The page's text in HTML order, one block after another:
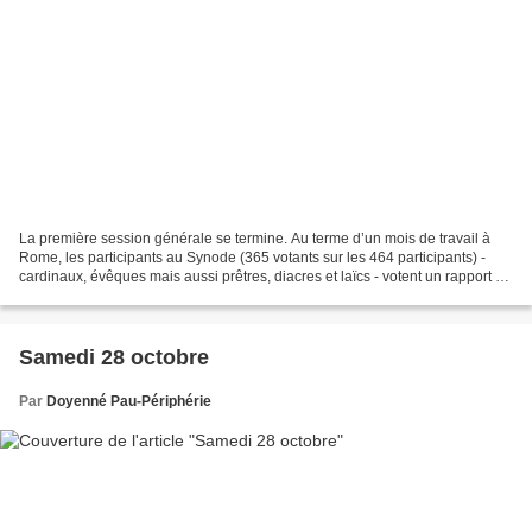
La première session générale se termine. Au terme d’un mois de travail à
Rome, les participants au Synode (365 votants sur les 464 participants) -
cardinaux, évêques mais aussi prêtres, diacres et laïcs - votent un rapport de
Samedi 28 octobre
Par Doyenné Pau-Périphérie